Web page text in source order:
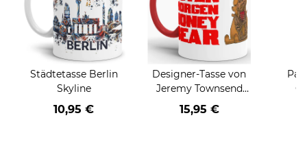
Städtetasse Berlin
Skyline
10,95 €
Designer-Tasse von
Jeremy Townsend
"Honeybear"
15,95 €